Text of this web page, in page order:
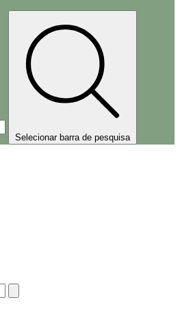
Selecionar barra de pesquisa